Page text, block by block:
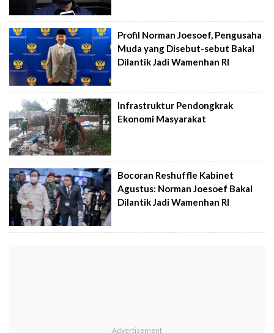
Profil Norman Joesoef, Pengusaha
Muda yang Disebut-sebut Bakal
Dilantik Jadi Wamenhan RI
Infrastruktur Pendongkrak
Ekonomi Masyarakat
Bocoran Reshuffle Kabinet
Agustus: Norman Joesoef Bakal
Dilantik Jadi Wamenhan RI